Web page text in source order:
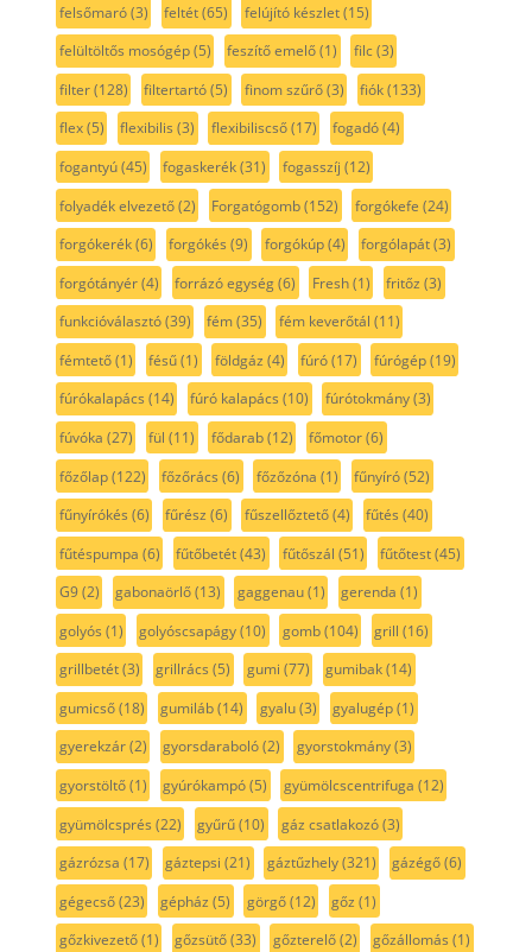
felsőmaró(3) feltét(65) felújító készlet(15)
felültöltős mosógép(5) feszítő emelő(1) filc(3)
filter(128) filtertartó(5) finom szűrő(3) fiók(133)
flex(5) flexibilis (3) flexibiliscső(17) fogadó(4)
fogantyú(45) fogaskerék(31) fogasszíj (12)
folyadék elvezető(2) Forgatógomb(152) forgókefe (24)
forgókerék(6) forgókés (9) forgókúp(4) forgólapát(3)
forgótányér(4) forrázó egység(6) Fresh(1) fritőz (3)
funkcióválasztó(39) fém(35) fém keverőtál (11)
fémtető(1) fésű(1) földgáz (4) fúró(17) fúrógép(19)
fúrókalapács (14) fúró kalapács (10) fúrótokmány(3)
fúvóka (27) fül (11) fődarab(12) főmotor(6)
főzőlap(122) főzőrács (6) főzőzóna (1) fűnyíró(52)
fűnyírókés (6) fűrész (6) fűszellőztető(4) fűtés (40)
fűtéspumpa (6) fűtőbetét(43) fűtőszál (51) fűtőtest(45)
G9(2) gabonaörlő(13) gaggenau(1) gerenda (1)
golyós (1) golyóscsapágy(10) gomb(104) grill (16)
grillbetét(3) grillrács (5) gumi (77) gumibak(14)
gumicső(18) gumiláb(14) gyalu(3) gyalugép(1)
gyerekzár(2) gyorsdaraboló(2) gyorstokmány(3)
gyorstöltő(1) gyúrókampó(5) gyümölcscentrifuga (12)
gyümölcsprés (22) gyűrű(10) gáz csatlakozó(3)
gázrózsa (17) gáztepsi (21) gáztűzhely(321) gázégő(6)
gégecső(23) gépház (5) görgő(12) gőz (1)
gőzkivezető(1) gőzsütő(33) gőzterelő(2) gőzállomás (1)